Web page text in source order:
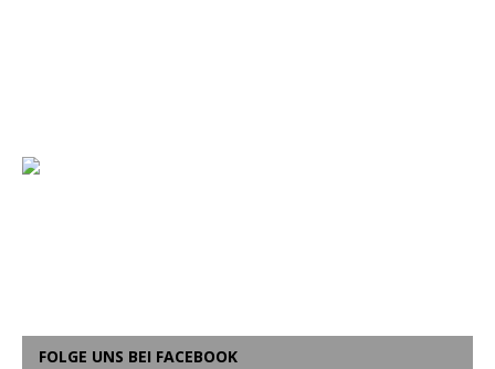
FOLGE UNS BEI FACEBOOK